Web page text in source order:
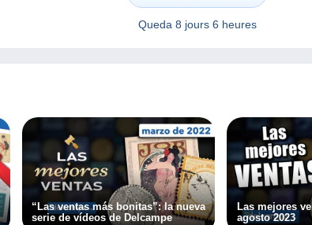
Queda 8 jours 6 heures
“Las ventas más bonitas”: la nueva
serie de vídeos de Delcampe
Las mejores
agosto 2023